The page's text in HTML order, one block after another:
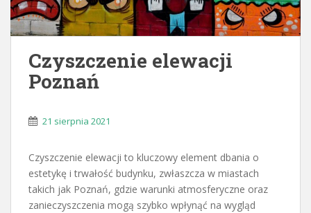
Czyszczenie elewacji
Poznań
21 sierpnia 2021
Czyszczenie elewacji to kluczowy element dbania o
estetykę i trwałość budynku, zwłaszcza w miastach
takich jak Poznań, gdzie warunki atmosferyczne oraz
zanieczyszczenia mogą szybko wpłynąć na wygląd